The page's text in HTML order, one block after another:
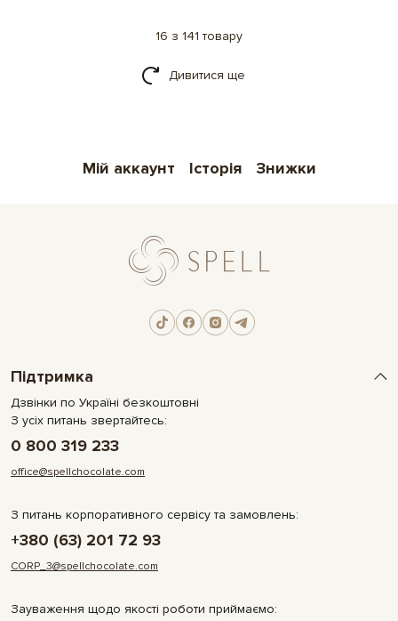
16 з 141 товару
Дивитися ще
Мій аккаунт Історія Знижки
Підтримка
Дзвінки по Україні безкоштовні
З усіх питань звертайтесь:
0 800 319 233
office@spellchocolate.com
З питань корпоративного сервісу та замовлень:
+380 (63) 201 72 93
CORP_3@spellchocolate.com
Зауваження щодо якості роботи приймаємо: